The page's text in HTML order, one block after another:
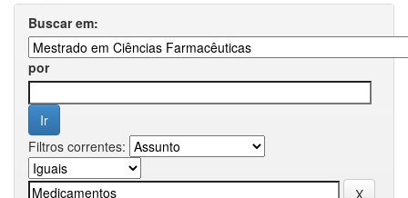
Buscar em:
por
Filtros correntes: